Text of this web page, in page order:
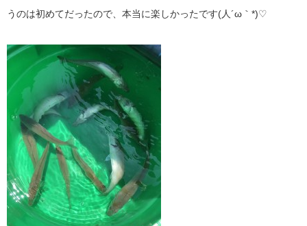
うのは初めてだったので、本当に楽しかったです(人´ω｀*)♡